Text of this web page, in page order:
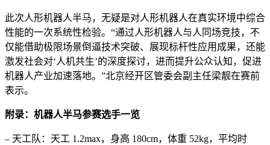
此次人形机器人半马，无疑是对人形机器人在真实环境中综合
性能的一次系统性检验。“通过人形机器人与人同场竞技，不
仅能借助极限场景倒逼技术突破、展现标杆性应用成果，还能
激发社会对‘人机共生’的深度探讨，进而提升公众认知，促进
机器人产业加速落地。”北京经开区管委会副主任梁靓在赛前
表示。
附录：机器人半马参赛选手一览
– 天工队：天工 1.2max，身高 180cm，体重 52kg，平均时